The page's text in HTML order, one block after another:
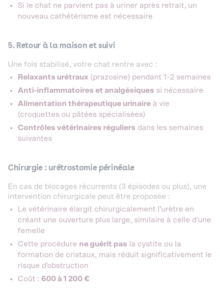
Si le chat ne parvient pas à uriner après retrait, un
nouveau cathétérisme est nécessaire
5. Retour à la maison et suivi
Une fois stabilisé, votre chat rentre avec :
Relaxants urétraux (prazosine) pendant 1-2 semaines
Anti-inflammatoires et analgésiques si nécessaire
Alimentation thérapeutique urinaire à vie
(croquettes ou pâtées spécialisées)
Contrôles vétérinaires réguliers dans les semaines
suivantes
Chirurgie : urétrostomie périnéale
En cas de blocages récurrents (3 épisodes ou plus), une
intervention chirurgicale peut être proposée :
Le vétérinaire élargit chirurgicalement l'urètre en
créant une ouverture plus large, similaire à celle d'une
femelle
Cette procédure ne guérit pas la cystite ou la
formation de cristaux, mais réduit significativement le
risque d'obstruction
Coût : 600 à 1 200 €